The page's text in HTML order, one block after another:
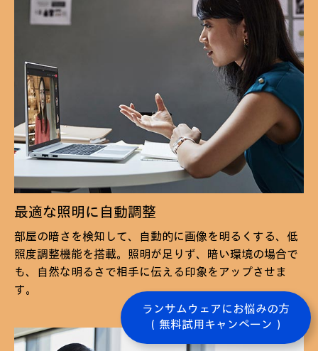
最適な照明に自動調整
部屋の暗さを検知して、自動的に画像を明るくする、低
照度調整機能を搭載。照明が足りず、暗い環境の場合で
も、自然な明るさで相手に伝える印象をアップさせま
す。
ランサムウェアにお悩みの方
（無料試用キャンペーン）